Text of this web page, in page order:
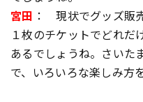
宮田 ： 現状でグッズ販
１枚のチケットでどれだ
あるでしょうね。さいた
で、いろいろな楽しみ方